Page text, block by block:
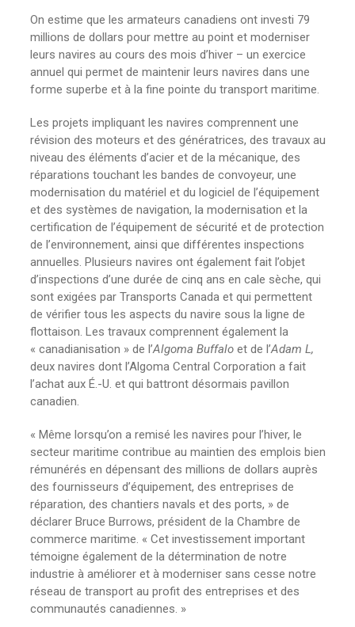
On estime que les armateurs canadiens ont investi 79
millions de dollars pour mettre au point et moderniser
leurs navires au cours des mois d’hiver – un exercice
annuel qui permet de maintenir leurs navires dans une
forme superbe et à la fine pointe du transport maritime.
Les projets impliquant les navires comprennent une
révision des moteurs et des génératrices, des travaux au
niveau des éléments d’acier et de la mécanique, des
réparations touchant les bandes de convoyeur, une
modernisation du matériel et du logiciel de l’équipement
et des systèmes de navigation, la modernisation et la
certification de l’équipement de sécurité et de protection
de l’environnement, ainsi que différentes inspections
annuelles. Plusieurs navires ont également fait l’objet
d’inspections d’une durée de cinq ans en cale sèche, qui
sont exigées par Transports Canada et qui permettent
de vérifier tous les aspects du navire sous la ligne de
flottaison. Les travaux comprennent également la
« canadianisation » de l’Algoma Buffalo et de l’Adam L,
deux navires dont l’Algoma Central Corporation a fait
l’achat aux É.-U. et qui battront désormais pavillon
canadien.
« Même lorsqu’on a remisé les navires pour l’hiver, le
secteur maritime contribue au maintien des emplois bien
rémunérés en dépensant des millions de dollars auprès
des fournisseurs d’équipement, des entreprises de
réparation, des chantiers navals et des ports, » de
déclarer Bruce Burrows, président de la Chambre de
commerce maritime. « Cet investissement important
témoigne également de la détermination de notre
industrie à améliorer et à moderniser sans cesse notre
réseau de transport au profit des entreprises et des
communautés canadiennes. »